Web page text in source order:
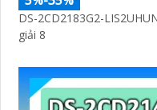
DS-2CD2183G2-
giải 8